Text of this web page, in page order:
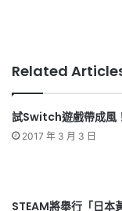
Related
試Switch遊戲帶成風
2017 年 3 月 3 日
STEAM將舉行「日本